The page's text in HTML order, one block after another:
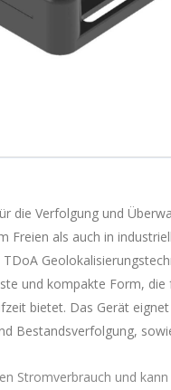
die Verfolgung und
als auch in
und kompakte Form, die
bietet. Das Gerät
Bestandsverfolgung,
Stromverbrauch und